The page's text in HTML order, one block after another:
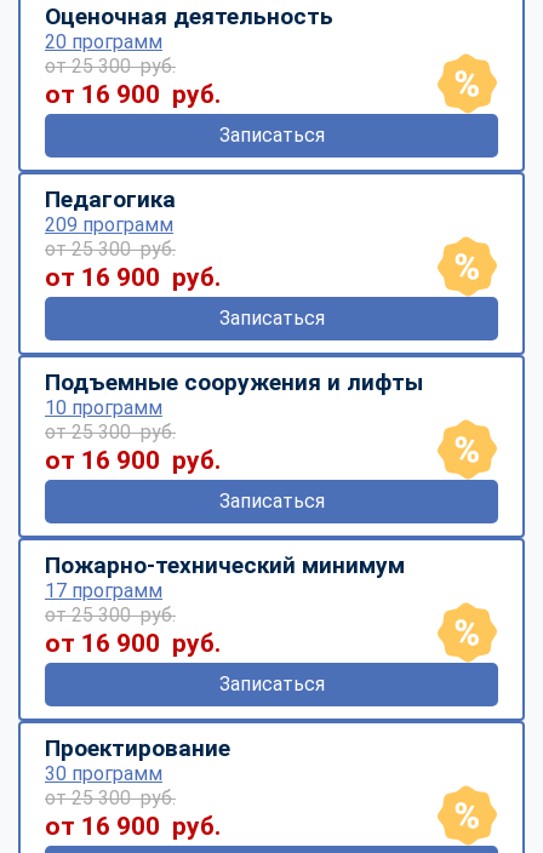
Оценочная деятельность
20 программ
от 25 300 руб.
от 16 900 руб.
Записаться
Педагогика
209 программ
от 25 300 руб.
от 16 900 руб.
Записаться
Подъемные сооружения и лифты
10 программ
от 25 300 руб.
от 16 900 руб.
Записаться
Пожарно-технический минимум
17 программ
от 25 300 руб.
от 16 900 руб.
Записаться
Проектирование
30 программ
от 25 300 руб.
от 16 900 руб.